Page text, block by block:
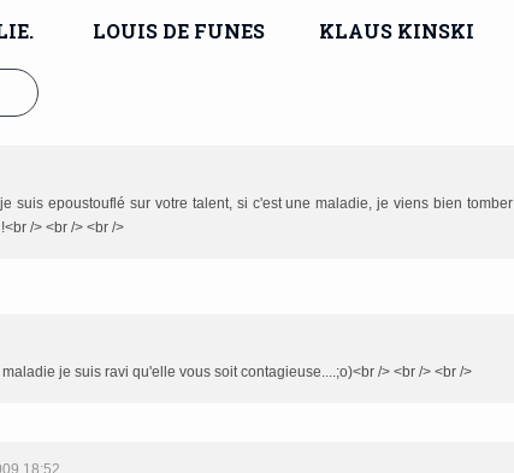
LOUIS DE FUNES KLAUS KINSKI
suis epoustouflé sur votre talent, si c'est une maladie, je viens bien tomber
/> <br /> <br />
je suis ravi qu'elle vous soit contagieuse....;o)<br /> <br /> <br />
18:52